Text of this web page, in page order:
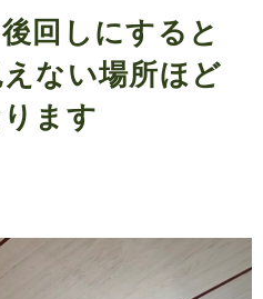
回しにすると
ない場所ほど
ます